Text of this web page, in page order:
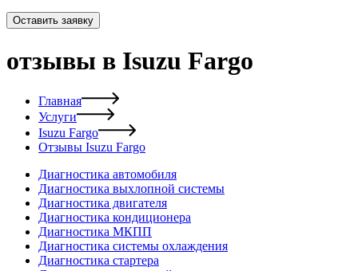
Оставить заявку
отзывы в Isuzu Fargo
Главная
Услуги
Isuzu Fargo
Отзывы Isuzu Fargo
Диагностика автомобиля
Диагностика выхлопной системы
Диагностика двигателя
Диагностика кондиционера
Диагностика МКПП
Диагностика системы охлаждения
Диагностика стартера